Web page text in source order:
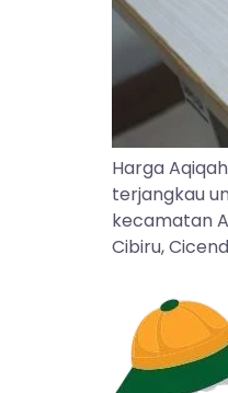
Harga
terjangkau
kecamatan
Cibiru,